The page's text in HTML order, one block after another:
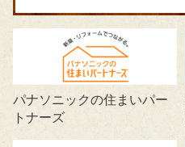
パナソニックの住まいパー
トナーズ